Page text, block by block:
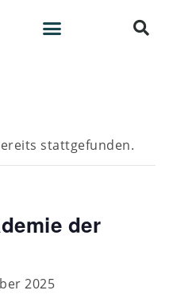
stattgefunden.
der
2025